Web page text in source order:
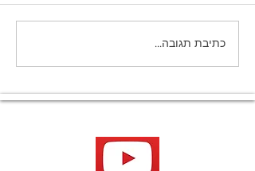
למה לא זוכרים חלומות
כתיבת תגובה...